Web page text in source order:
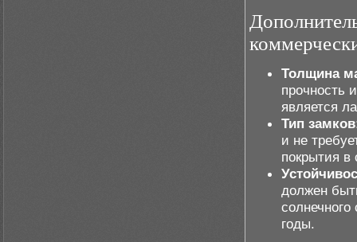
Толщина
прочность
является
Тип
и не
покрытия в
должен
годы.